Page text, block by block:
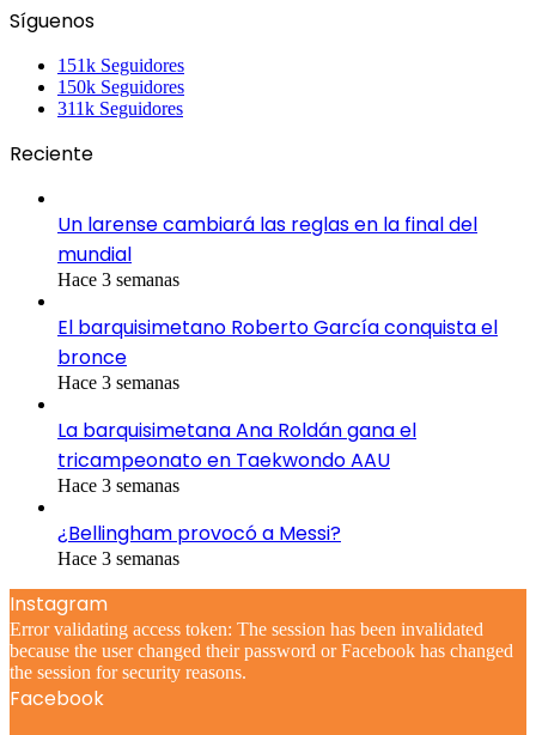
Síguenos
151k Seguidores
150k Seguidores
311k Seguidores
Reciente
Un larense cambiará las reglas en la final del
mundial
Hace 3 semanas
El barquisimetano Roberto García conquista el
bronce
Hace 3 semanas
La barquisimetana Ana Roldán gana el
tricampeonato en Taekwondo AAU
Hace 3 semanas
¿Bellingham provocó a Messi?
Hace 3 semanas
Instagram
Error validating access token: The session has been invalidated
because the user changed their password or Facebook has changed
the session for security reasons.
Facebook